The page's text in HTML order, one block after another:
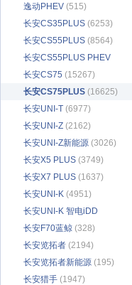
逸动PHEV (515)
长安CS35PLUS (6253)
长安CS55PLUS (8564)
长安CS55PLUS PHEV
(739)
长安CS75 (15267)
长安CS75PLUS (16625)
长安UNI-T (6977)
长安UNI-Z (2162)
长安UNI-Z新能源 (3026)
长安X5 PLUS (3749)
长安X7 PLUS (1637)
长安UNI-K (4951)
长安UNI-K 智电iDD
(1939)
长安F70蓝鲸 (328)
长安览拓者 (2194)
长安览拓者新能源 (195)
长安猎手 (1947)